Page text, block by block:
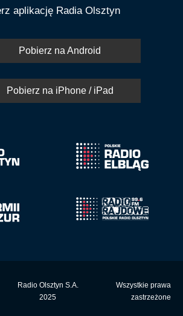
aplikację Radia Olsztyn
Pobierz na Android
Pobierz na iPhone / iPad
Radio Olsztyn S.A.
2025
Wszystkie prawa
zastrzeżone